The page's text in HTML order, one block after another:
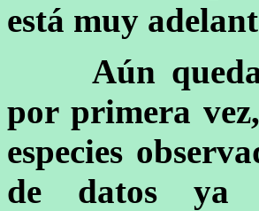
está muy
Aún
por primera
especies
de datos ya